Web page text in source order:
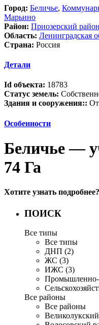
Город: Беличье,
Марьино
Район: Приозерский район
Область: Ленинградская
Страна: Россия
Детали
Id объекта: 18783
Статус земель:
Здания и сооружения::
Особенности
Беличье —
74 Га
Хотите узнать подробнее?
ПОИСК
Все типы
Все типы
ДНП (2)
ЖС (3)
ИЖС (3)
Промышленно-
Все районы
Все районы